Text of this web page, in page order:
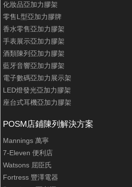
化妝品亞加力膠架
零售L型亞加力膠牌
香水零售亞加力膠架
手表展示亞加力膠架
酒類陳列亞加力膠架
藍牙音響亞加力膠架
電子數碼亞加力展示架
LED燈發光亞加力膠架
座台式耳機亞加力膠架
POSM店鋪陳列解決方案
Mannings 萬寧
7-Eleven 便利店
Watsons 屈臣氏
Fortress 豐澤電器